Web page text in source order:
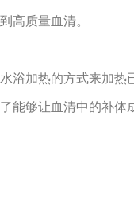
高质量血清。
加热的方式来加热
能够让血清中的补